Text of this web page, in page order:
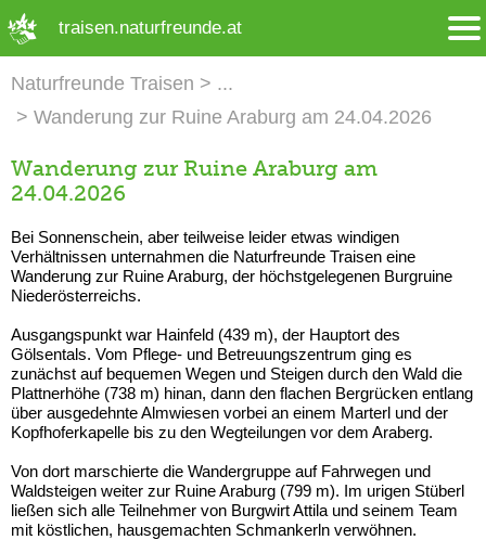
traisen.naturfreunde.at
Naturfreunde Traisen
Wanderung zur Ruine Araburg am 24.04.2026
Wanderung zur Ruine Araburg am
24.04.2026
Bei Sonnenschein, aber teilweise leider etwas windigen
Verhältnissen unternahmen die Naturfreunde Traisen eine
Wanderung zur Ruine Araburg, der höchstgelegenen Burgruine
Niederösterreichs.
Ausgangspunkt war Hainfeld (439 m), der Hauptort des
Gölsentals. Vom Pflege- und Betreuungszentrum ging es
zunächst auf bequemen Wegen und Steigen durch den Wald die
Plattnerhöhe (738 m) hinan, dann den flachen Bergrücken entlang
über ausgedehnte Almwiesen vorbei an einem Marterl und der
Kopfhoferkapelle bis zu den Wegteilungen vor dem Araberg.
Von dort marschierte die Wandergruppe auf Fahrwegen und
Waldsteigen weiter zur Ruine Araburg (799 m). Im urigen Stüberl
ließen sich alle Teilnehmer von Burgwirt Attila und seinem Team
mit köstlichen, hausgemachten Schmankerln verwöhnen.